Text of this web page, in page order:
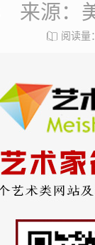
来源：
阅读量